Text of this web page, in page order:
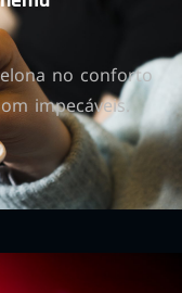
no conforto
impecáveis.